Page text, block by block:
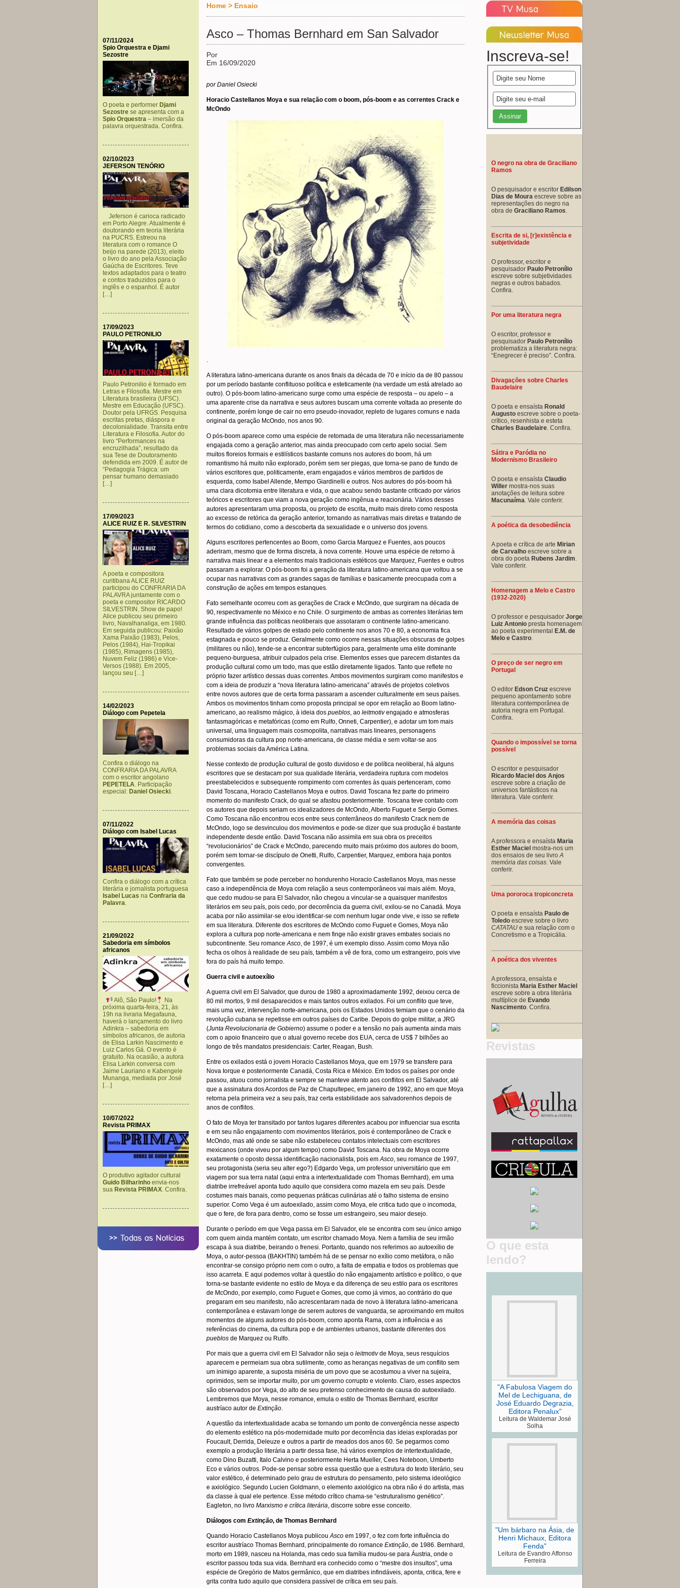
07/11/2024
Spio Orquestra e Djami
Sezostre
O poeta e performer Djami
Sezostre se apresenta com a
Spio Orquestra – imersão da
palavra orquestrada. Confira.
02/10/2023
JEFERSON TENÓRIO
Jeferson é carioca radicado
em Porto Alegre. Atualmente é
doutorando em teoria literária
na PUCRS. Estreou na
literatura com o romance O
beijo na parede (2013), eleito
o livro do ano pela Associação
Gaúcha de Escritores. Teve
textos adaptados para o teatro
e contos traduzidos para o
inglês e o espanhol. É autor
[…]
17/09/2023
PAULO PETRONILIO
Paulo Petronilio é formado em
Letras e Filosofia. Mestre em
Literatura brasileira (UFSC).
Mestre em Educação (UFSC).
Doutor pela UFRGS. Pesquisa
escritas pretas, diáspora e
decolonialidade. Transita entre
Literatura e Filosofia. Autor do
livro “Performances na
encruzilhada”, resultado da
sua Tese de Doutoramento
defendida em 2009. É autor de
“Pedagogia Trágica: um
pensar humano demasiado
[…]
17/09/2023
ALICE RUIZ E R. SILVESTRIN
A poeta e compositora
curitibana ALICE RUIZ
participou do CONFRARIA DA
PALAVRA juntamente com o
poeta e compositor RICARDO
SILVESTRIN. Show de papo!
Alice publicou seu primeiro
livro, Navalhanaliga, em 1980.
Em seguida publicou: Paixão
Xama Paixão (1983), Pelos,
Pelos (1984), Hai-Tropikai
(1985), Rimagens (1985),
Nuvem Feliz (1986) e Vice-
Versos (1988). Em 2005,
lançou seu […]
14/02/2023
Diálogo com Pepetela
Confira o diálogo na
CONFRARIA DA PALAVRA
com o escritor angolano
PEPETELA. Participação
especial: Daniel Osiecki.
07/11/2022
Diálogo com Isabel Lucas
Confira o diálogo com a crítica
literária e jornalista portuguesa
Isabel Lucas na Confraria da
Palavra.
21/09/2022
Sabedoria em símbolos
africanos
Alô, São Paulo!
Na
próxima quarta-feira, 21, às
19h na livraria Megafauna,
haverá o lançamento do livro
Adinkra – sabedoria em
símbolos africanos, de autoria
de Elisa Larkin Nascimento e
Luiz Carlos Gá. O evento é
gratuito. Na ocasião, a autora
Elisa Larkin conversa com
Jaime Lauriano e Kabengele
Munanga, mediada por José
[…]
10/07/2022
Revista PRIMAX
O produtivo agitador cultural
Guido Bilharinho envia-nos
sua Revista PRIMAX. Confira.
Home > Ensaio
Asco – Thomas Bernhard em San Salvador
Por
Em 16/09/2020
por Daniel Osiecki
Horacio Castellanos Moya e sua relação com o boom, pós-boom e as correntes Crack e
McOndo
A literatura latino-americana durante os anos finais da década de 70 e início da de 80 passou
por um período bastante conflituoso política e esteticamente (na verdade um está atrelado ao
outro). O pós-boom latino-americano surge como uma espécie de resposta – ou apelo – a
uma aparente crise da narrativa e seus autores buscam uma corrente voltada ao presente do
continente, porém longe de cair no erro pseudo-inovador, repleto de lugares comuns e nada
original da geração McOndo, nos anos 90.
O pós-boom aparece como uma espécie de retomada de uma literatura não necessariamente
engajada como a geração anterior, mas ainda preocupado com certo apelo social. Sem
muitos floreios formais e estilísticos bastante comuns nos autores do boom, há um
romantismo há muito não explorado, porém sem ser piegas, que torna-se pano de fundo de
vários escritores que, politicamente, eram engajados e vários membros de partidos de
esquerda, como Isabel Allende, Mempo Giardinelli e outros. Nos autores do pós-boom há
uma clara dicotomia entre literatura e vida, o que acabou sendo bastante criticado por vários
teóricos e escritores que viam a nova geração como ingênua e reacionária. Vários desses
autores apresentaram uma proposta, ou projeto de escrita, muito mais direto como resposta
ao excesso de retórica da geração anterior, tornando as narrativas mais diretas e tratando de
termos do cotidiano, como a descoberta da sexualidade e o universo dos jovens.
Alguns escritores pertencentes ao Boom, como Garcia Marquez e Fuentes, aos poucos
aderiram, mesmo que de forma discreta, à nova corrente. Houve uma espécie de retorno à
narrativa mais linear e a elementos mais tradicionais estéticos que Marquez, Fuentes e outros
passaram a explorar. O pós-boom foi a geração da literatura latino-americana que voltou a se
ocupar nas narrativas com as grandes sagas de famílias e basicamente preocupada com a
construção de ações em tempos estanques.
Fato semelhante ocorreu com as gerações de Crack e McOndo, que surgiram na década de
90, respectivamente no México e no Chile. O surgimento de ambas as correntes literárias tem
grande influência das políticas neoliberais que assolaram o continente latino-americano.
Resultado de vários golpes de estado pelo continente nos anos 70 e 80, a economia fica
estagnada e pouco se produz. Geralmente como ocorre nessas situações obscuras de golpes
(militares ou não), tende-se a encontrar subterfúgios para, geralmente uma elite dominante
pequeno-burguesa, atribuir culpados pela crise. Elementos esses que parecem distantes da
produção cultural como um todo, mas que estão diretamente ligados. Tanto que reflete no
próprio fazer artístico dessas duas correntes. Ambos movimentos surgiram como manifestos e
com a ideia de produzir a “nova literatura latino-americana” através de projetos coletivos
entre novos autores que de certa forma passaram a ascender culturalmente em seus países.
Ambos os movimentos tinham como proposta principal se opor em relação ao Boom latino-
americano, ao realismo mágico, à ideia dos pueblos , ao leitmotivengajado e atmosferas
fantasmagóricas e metafóricas (como em Rulfo, Onneti, Carpentier), e adotar um tom mais
universal, uma linguagem mais cosmopolita, narrativas mais lineares, personagens
consumidoras da cultura pop norte-americana, de classe média e sem voltar-se aos
problemas sociais da América Latina.
Nesse contexto de produção cultural de gosto duvidoso e de política neoliberal, há alguns
escritores que se destacam por sua qualidade literária, verdadeira ruptura com modelos
preestabelecidos e subsequente rompimento com correntes às quais pertenceram, como
David Toscana, Horacio Castellanos Moya e outros. David Toscana fez parte do primeiro
momento do manifesto Crack, do qual se afastou posteriormente. Toscana teve contato com
os autores que depois seriam os idealizadores de McOndo, Alberto Fuguet e Sergio Gomes.
Como Toscana não encontrou ecos entre seus conterrâneos do manifesto Crack nem de
McOndo, logo se desvinculou dos movimentos e pode-se dizer que sua produção é bastante
independente desde então. David Toscana não assimila em sua obra os preceitos
“revolucionários” de Crack e McOndo, parecendo muito mais próximo dos autores do boom,
porém sem tornar-se discípulo de Onetti, Rulfo, Carpentier, Marquez, embora haja pontos
convergentes.
Fato que também se pode perceber no hondurenho Horacio Castellanos Moya, mas nesse
caso a independência de Moya com relação a seus contemporâneos vai mais além. Moya,
que cedo mudou-se para El Salvador, não chegou a vincular-se a quaisquer manifestos
literários em seu país, pois cedo, por decorrência da guerra civil, exilou-se no Canadá. Moya
acaba por não assimilar-se e/ou identificar-se com nenhum lugar onde vive, e isso se reflete
em sua literatura. Diferente dos escritores de McOndo como Fuguet e Gomes, Moya não
explora a cultura pop norte-americana e nem finge não existir graves embates sociais no
subcontinente. Seu romance Asco , de 1997, é um exemplo disso. Assim como Moya não
fecha os olhos à realidade de seu país, também a vê de fora, como um estrangeiro, pois vive
fora do país há muito tempo.
Guerra civil e autoexílio
A guerra civil em El Salvador, que durou de 1980 a aproximadamente 1992, deixou cerca de
80 mil mortos, 9 mil desaparecidos e mais tantos outros exilados. Foi um conflito que teve,
mais uma vez, intervenção norte-americana, pois os Estados Unidos temiam que o cenário da
revolução cubana se repetisse em outros países do Caribe. Depois do golpe militar, a JRG
(Junta Revolucionaria de Gobierno) assume o poder e a tensão no país aumenta ainda mais
com o apoio financeiro que o atual governo recebe dos EUA, cerca de US$ 7 bilhões ao
longo de três mandatos presidenciais: Carter, Reagan, Bush.
Entre os exilados está o jovem Horacio Castellanos Moya, que em 1979 se transfere para
Nova Iorque e posteriormente Canadá, Costa Rica e México. Em todos os países por onde
passou, atuou como jornalista e sempre se manteve atento aos conflitos em El Salvador, até
que a assinatura dos Acordos de Paz de Chapultepec, em janeiro de 1992, ano em que Moya
retorna pela primeira vez a seu país, traz certa estabilidade aos salvadorenhos depois de
anos de conflitos.
O fato de Moya ter transitado por tantos lugares diferentes acabou por influenciar sua escrita
e em seu não engajamento com movimentos literários, pois é contemporâneo de Crack e
McOndo, mas até onde se sabe não estabeleceu contatos intelectuais com escritores
mexicanos (onde viveu por algum tempo) como David Toscana. Na obra de Moya ocorre
exatamente o oposto dessa identificação nacionalista, pois em Asco , seu romance de 1997,
seu protagonista (seria seu alter ego?) Edgardo Vega, um professor universitário que em
viagem por sua terra natal (aqui entra a intertextualidade com Thomas Bernhard), em uma
diatribe irrefreável aponta tudo aquilo que considera como mazela em seu país. Desde
costumes mais banais, como pequenas práticas culinárias até o falho sistema de ensino
superior. Como Vega é um autoexilado, assim como Moya, ele critica tudo que o incomoda,
que o fere, de fora para dentro, como se fosse um estrangeiro, seu maior desejo.
Durante o período em que Vega passa em El Salvador, ele se encontra com seu único amigo
com quem ainda mantém contato, um escritor chamado Moya. Nem a família de seu irmão
escapa à sua diatribe, beirando o frenesi. Portanto, quando nos referimos ao autoexílio de
Moya, o autor-pessoa (BAKHTIN) também há de se pensar no exílio como metáfora, o não
encontrar-se consigo próprio nem com o outro, a falta de empatia e todos os problemas que
isso acarreta. E aqui podemos voltar à questão do não engajamento artístico e político, o que
torna-se bastante evidente no estilo de Moya e da diferença de seu estilo para os escritores
de McOndo, por exemplo, como Fuguet e Gomes, que como já vimos, ao contrário do que
pregaram em seu manifesto, não acrescentaram nada de novo à literatura latino-americana
contemporânea e estavam longe de serem autores de vanguarda, se aproximando em muitos
momentos de alguns autores do pós-boom, como aponta Rama, com a influência e as
referências do cinema, da cultura pop e de ambientes urbanos, bastante diferentes dos
pueblos de Marquez ou Rulfo.
Por mais que a guerra civil em El Salvador não seja o leitmotivde Moya, seus resquícios
aparecem e permeiam sua obra sutilmente, como as heranças negativas de um conflito sem
um inimigo aparente, a suposta miséria de um povo que se acostumou a viver na sujeira,
oprimidos, sem se importar muito, por um governo corrupto e violento. Claro, esses aspectos
são observados por Vega, do alto de seu pretenso conhecimento de causa do autoexilado.
Lembremos que Moya, nesse romance, emula o estilo de Thomas Bernhard, escritor
austríaco autor de Extinção
A questão da intertextualidade acaba se tornando um ponto de convergência nesse aspecto
do elemento estético na pós-modernidade muito por decorrência das ideias exploradas por
Foucault, Derrida, Deleuze e outros a partir de meados dos anos 60. Se pegarmos como
exemplo a produção literária a partir dessa fase, há vários exemplos de intertextualidade,
como Dino Buzatti, Italo Calvino e posteriormente Herta Mueller, Cees Noteboon, Umberto
Eco e vários outros. Pode-se pensar sobre essa questão que a estrutura do texto literário, seu
valor estético, é determinado pelo grau de estrutura do pensamento, pelo sistema ideológico
e axiológico. Segundo Lucien Goldmann, o elemento axiológico na obra não é do artista, mas
da classe à qual ele pertence. Esse método crítico chama-se “estruturalismo genético”.
Eagleton, no livro Marxismo e crítica literária , discorre sobre esse conceito.
Diálogos com Extinção, de Thomas Bernhard
Quando Horacio Castellanos Moya publicou Asco em 1997, o fez com forte influência do
escritor austríaco Thomas Bernhard, principalmente do romance Extinção , de 1986. Bernhard,
morto em 1989, nasceu na Holanda, mas cedo sua família mudou-se para Áustria, onde o
escritor passou toda sua vida. Bernhard era conhecido como o “mestre dos insultos”, uma
espécie de Gregório de Matos germânico, que em diatribes infindáveis, aponta, critica, fere e
grita contra tudo aquilo que considera passível de crítica em seu país.
Inscreva-se!
O negro na obra de Graciliano
Ramos
O pesquisador e escritor Edilson
Dias de Moura escreve sobre as
representações do negro na
obra de Graciliano Ramos
Escrita de si, [r]existência e
subjetividade
O professor, escritor e
pesquisador Paulo Petronílio
escreve sobre subjetividades
negras e outros babados.
Confira.
Por uma literatura negra
O escritor, professor e
pesquisador Paulo Petronílio
problematiza a literatura negra:
“Enegrecer é preciso”. Confira.
Divagações sobre Charles
Baudelaire
O poeta e ensaísta Ronald
Augusto escreve sobre o poeta-
crítico, resenhista e esteta
Charles Baudelaire . Confira.
Sátira e Paródia no
Modernismo Brasileiro
O poeta e ensaísta Claudio
Willer mostra-nos suas
anotações de leitura sobre
Macunaíma . Vale conferir.
A poética da desobediência
A poeta e crítica de arte Mirian
de Carvalho escreve sobre a
obra do poeta Rubens Jardim
Vale conferir.
Homenagem a Melo e Castro
(1932-2020)
O professor e pesquisador Jorge
Luiz Antonio presta homenagem
ao poeta experimental E.M. de
Melo e Castro
O preço de ser negro em
Portugal
O editor Edson Cruz escreve
pequeno apontamento sobre
literatura contemporânea de
autoria negra em Portugal.
Confira.
Quando o impossível se torna
possível
O escritor e pesquisador
Ricardo Maciel dos Anjos
escreve sobre a criação de
universos fantásticos na
literatura. Vale conferir.
A memória das coisas
A professora e ensaísta Maria
Esther Maciel mostra-nos um
dos ensaios de seu livro A
memória das coisas . Vale
conferir.
Uma pororoca tropiconcreta
O poeta e ensaísta Paulo de
Toledo escreve sobre o livro
CATATAU e sua relação com o
Concretismo e a Tropicália.
A poética dos viventes
A professora, ensaísta e
ficcionista Maria Esther Maciel
escreve sobre a obra literária
multíplice de Evando
Nascimento . Confira.
Revistas
O que esta
lendo?
"A Fabulosa Viagem do
Mel de Lechiguana, de
José Eduardo Degrazia,
Editora Penalux"
Leitura de Waldemar José
Solha
"Um bárbaro na Ásia, de
Henri Michaux, Editora
Fenda"
Leitura de Evandro Affonso
Ferreira